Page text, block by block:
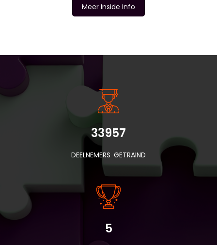
Meer Inside Info
INSIDE INFORMATIE
33957
DEELNEMERS GETRAIND
5